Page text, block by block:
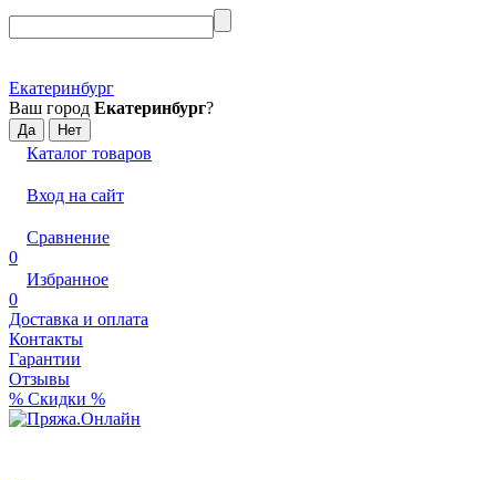
Екатеринбург
Ваш город Екатеринбург?
Каталог товаров
Вход на сайт
Сравнение
0
Избранное
0
Доставка и оплата
Контакты
Гарантии
Отзывы
% Скидки %